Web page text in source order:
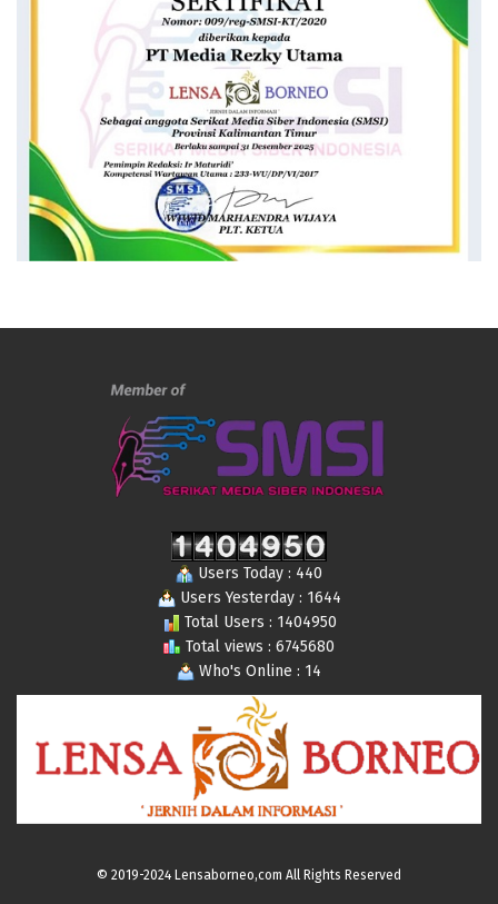
Users Today : 440
Users Yesterday : 1644
Total Users : 1404950
Total views : 6745680
Who's Online : 14
© 2019-2024 Lensaborneo,com All Rights Reserved